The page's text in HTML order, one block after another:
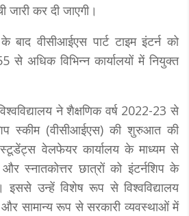
जारी कर दी जाएगी।
बाद वीसीआईएस पार्ट टाइम इंटर्न को
से अधिक विभिन्न कार्यालयों में नियुक्त
ने शैक्षणिक वर्ष 2022-23 से
स्कीम (वीसीआईएस) की शुरुआत की
वेलफेयर कार्यालय के माध्यम से
स्नातकोत्तर छात्रों को इंटर्नशिप के
उन्हें विशेष रूप से विश्वविद्यालय
और सामान्य रूप से सरकारी व्यवस्थाओं में